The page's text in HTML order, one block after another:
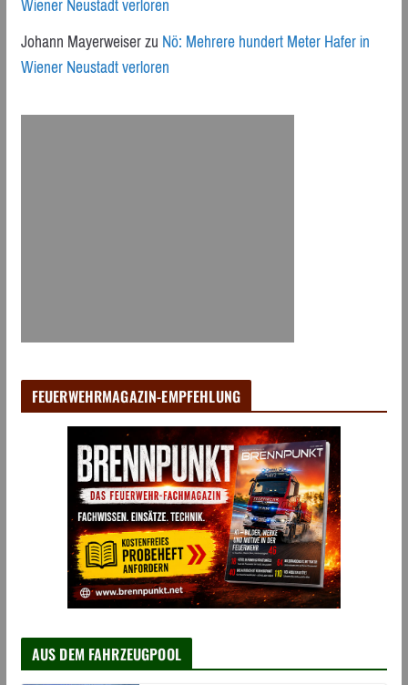
Johann MayerweiserzuNö: Mehrere hundert Meter Hafer in
Wiener Neustadt verloren
FEUERWEHRMAGAZIN-EMPFEHLUNG
AUS DEM FAHRZEUGPOOL